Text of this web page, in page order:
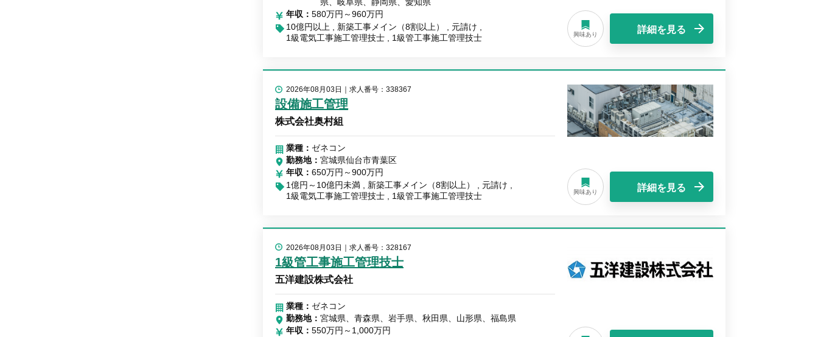
年収
580万円～960万円
10億円以上
新築工事メイン（8割以上）
元請け
1級電気工事施工管理技士
1級管工事施工管理技士 興味あり 詳細を見る
2026年08月03日 求人番号：338367
設備施工管理
株式会社奥村組
業種： ゼネコン
勤務地
宮城県仙台市青葉区
年収
650万円～900万円
1億円～10億円未満
新築工事メイン（8割以上）
元請け
1級電気工事施工管理技士
1級管工事施工管理技士 興味あり 詳細を見る
2026年08月03日 求人番号：328167
1級管工事施工管理技士
五洋建設株式会社
業種： ゼネコン
勤務地
宮城県、青森県、岩手県、秋田県、山形県、福島県
年収
550万円～1,000万円